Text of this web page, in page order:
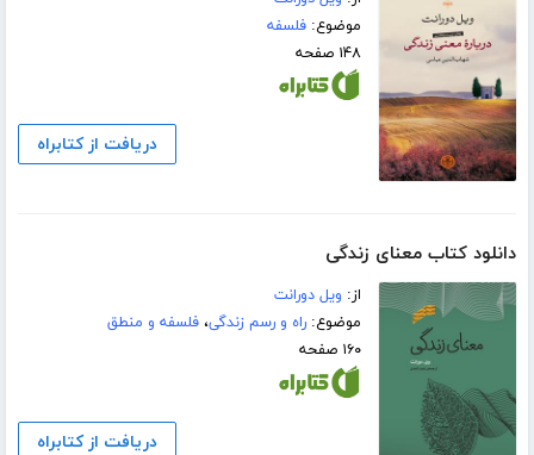
موضوع:فلسفه
۱۴۸ صفحه
دریافت از کتابراه
دانلود کتاب معنای زندگی
از: ویل دورانت
موضوع:راه و رسم زندگی،فلسفه و منطق
۱۶۰ صفحه
دریافت از کتابراه